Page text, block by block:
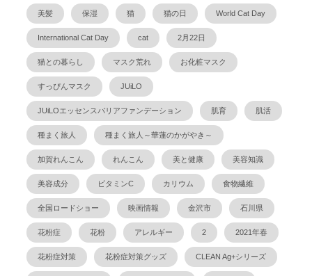
美髪 保湿 猫 猫の日 World Cat Day
International Cat Day cat 2月22日
猫との暮らし マスク荒れ お化粧マスク
すっぴんマスク JUiLO
JUiLOエッセンスバリアファンデーション 肌育 肌活
種まく旅人 種まく旅人～華蓮のかがやき～
加賀れんこん れんこん 美と健康 美容知識
美容成分 ビタミンC カリウム 食物繊維
全国ロードショー 映画情報 金沢市 石川県
花粉症 花粉 アレルギー 2 2021年春
花粉症対策 花粉症対策グッズ CLEAN Ag+シリーズ